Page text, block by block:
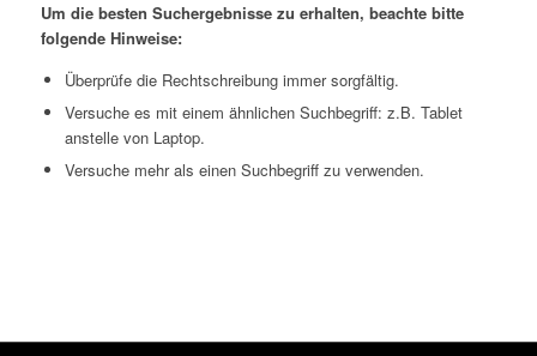
Um die besten Suchergebnisse zu erhalten, beachte bitte
folgende Hinweise:
Überprüfe die Rechtschreibung immer sorgfältig.
Versuche es mit einem ähnlichen Suchbegriff: z.B. Tablet
anstelle von Laptop.
Versuche mehr als einen Suchbegriff zu verwenden.